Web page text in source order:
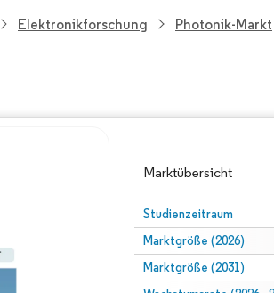
Elektronikforschung Photonik-Markt
Marktübersicht
Studienzeitraum
Marktgröße (2026)
Marktgröße (2031)